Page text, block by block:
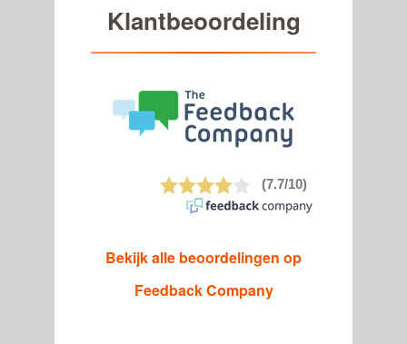
Klantbeoordeling
Bekijk alle beoordelingen op
Feedback Company